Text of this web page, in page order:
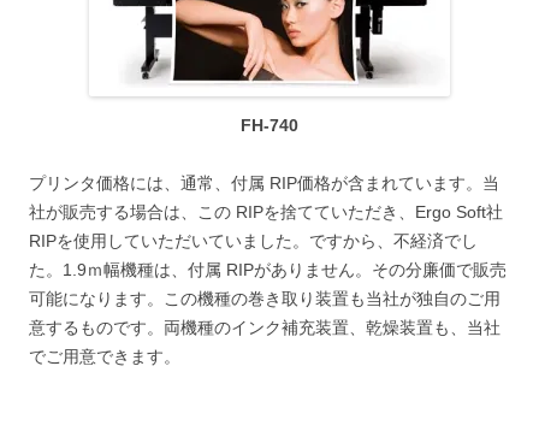
FH-740
プリンタ価格には、通常、付属 RIP価格が含まれています。当
社が販売する場合は、この RIPを捨てていただき、Ergo Soft社
RIPを使用していただいていました。ですから、不経済でし
た。1.9ｍ幅機種は、付属 RIPがありません。その分廉価で販売
可能になります。この機種の巻き取り装置も当社が独自のご用
意するものです。両機種のインク補充装置、乾燥装置も、当社
でご用意できます。